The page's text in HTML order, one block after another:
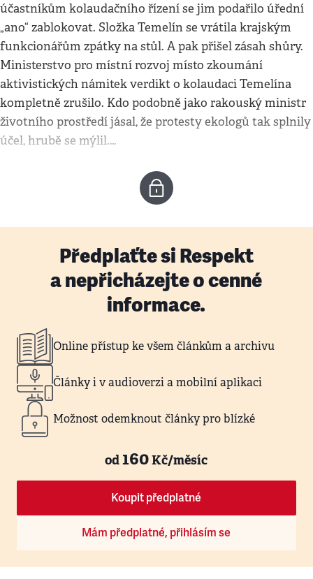
účastníkům kolaudačního řízení se jim podařilo úřední
„ano“ zablokovat. Složka Temelín se vrátila krajským
funkcionářům zpátky na stůl. A pak přišel zásah shůry.
Ministerstvo pro místní rozvoj místo zkoumání
aktivistických námitek verdikt o kolaudaci Temelína
kompletně zrušilo. Kdo podobně jako rakouský ministr
životního prostředí jásal, že protesty ekologů tak splnily
účel, hrubě se mýlil.…
Předplaťte si Respekt
a nepřicházejte o cenné
informace.
Online přístup ke všem článkům a archivu
Články i v audioverzi a mobilní aplikaci
Možnost odemknout články pro blízké
od160Kč/měsíc
Koupit předplatné
Mám předplatné, přihlásím se